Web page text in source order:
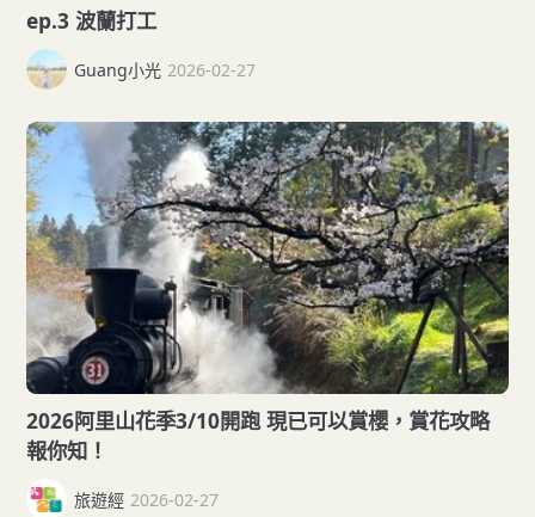
ep.3 波蘭打工
Guang小光 2026-02-27
2026阿里山花季3/10開跑 現已可以賞櫻，賞花攻略
報你知！
旅遊經 2026-02-27